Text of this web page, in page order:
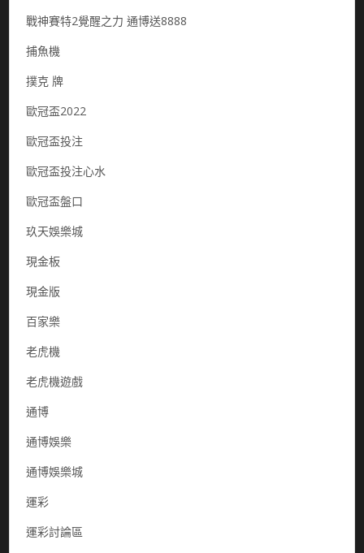
戰神賽特2覺醒之力 通博送8888
捕魚機
撲克 牌
歐冠盃2022
歐冠盃投注
歐冠盃投注心水
歐冠盃盤口
玖天娛樂城
現金板
現金版
百家樂
老虎機
老虎機遊戲
通博
通博娛樂
通博娛樂城
運彩
運彩討論區